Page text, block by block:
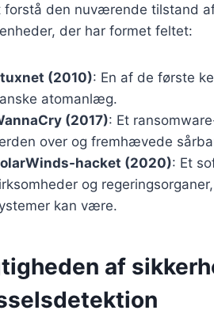
forstå den nuværende tilstand
der har formet feltet:
(2010): En af de første
atomanlæg.
(2017): Et
over og fremhævede
hacket (2020): Et
og
kan være.
af